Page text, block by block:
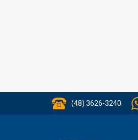
(48) 3626-3240